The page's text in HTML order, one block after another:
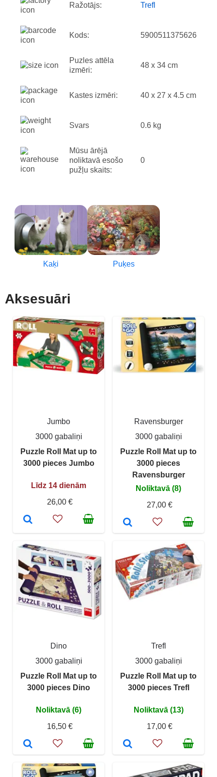
Ražotājs: Trefl
Kods: 5900511375626
Puzles attēla
izmēri:
48 x 34 cm
Kastes izmēri: 40 x 27 x 4.5 cm
Svars 0.6 kg
Mūsu ārējā
noliktavā esošo
pužļu skaits:
0
Kaķi Puķes
Aksesuāri
Jumbo
3000 gabaliņi
Puzzle Roll Mat up to
3000 pieces Jumbo
Līdz 14 dienām
26,00 €
Ravensburger
3000 gabaliņi
Puzzle Roll Mat up to
3000 pieces
Ravensburger
Noliktavā (8)
27,00 €
Dino
3000 gabaliņi
Puzzle Roll Mat up to
3000 pieces Dino
Noliktavā (6)
16,50 €
Trefl
3000 gabaliņi
Puzzle Roll Mat up to
3000 pieces Trefl
Noliktavā (13)
17,00 €